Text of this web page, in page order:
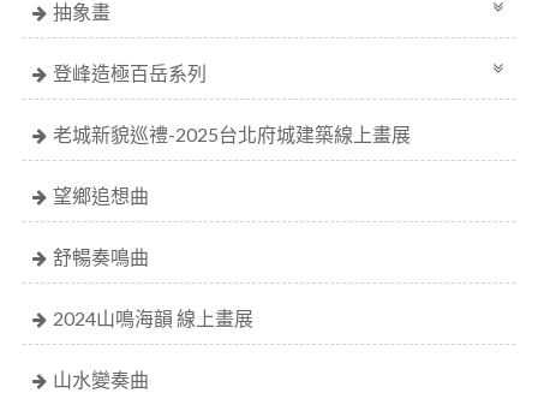
抽象畫
登峰造極百岳系列
老城新貌巡禮-2025台北府城建築線上畫展
望鄉追想曲
舒暢奏鳴曲
2024山鳴海韻 線上畫展
山水變奏曲